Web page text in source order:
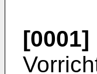
[0001]